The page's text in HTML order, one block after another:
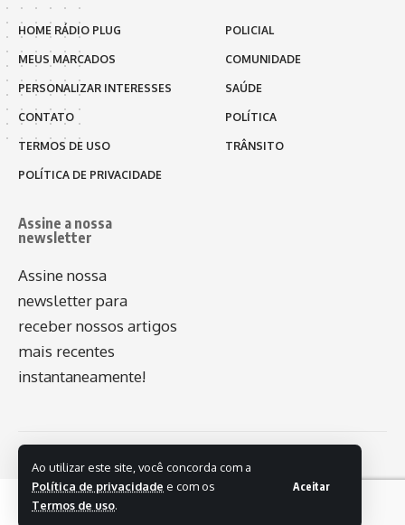
Ao utilizar este site, você concorda com a
Política de privacidade e com os
Termos de uso.
Aceitar
HOME RÁDIO PLUG
MEUS MARCADOS
PERSONALIZAR INTERESSES
CONTATO
TERMOS DE USO
POLÍTICA DE PRIVACIDADE
POLICIAL
COMUNIDADE
SAÚDE
POLÍTICA
TRÂNSITO
Assine a nossa
newsletter
Assine nossa
newsletter para
receber nossos artigos
mais recentes
instantaneamente!
© 2026 - Plug - Todos os direitos reservados.